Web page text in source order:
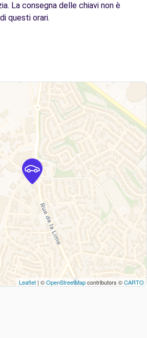
La consegna delle chiavi non è
questi orari.
Leaflet | ©OpenStreetMapcontributors ©CARTO